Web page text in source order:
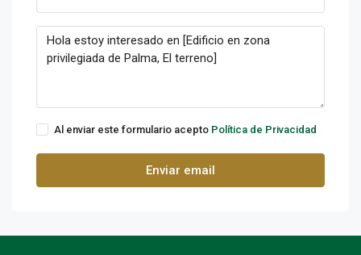
Al enviar este formulario acepto Política de Privacidad
Enviar email